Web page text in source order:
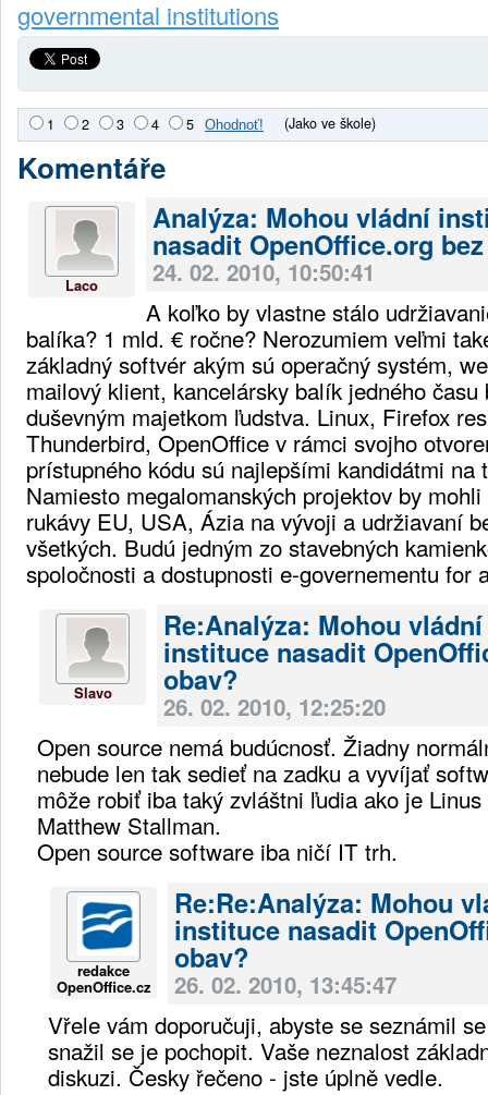
governmental institutions
1 2 3 4 5 (Jako ve škole)
Komentáře
Laco
Analýza: Mohou vládní
nasadit OpenOffice.org
24. 02. 2010, 10:50:41
A koľko by vlastne stálo
balíka? 1 mld. € ročne? Nerozumiem veľmi
základný softvér akým sú operačný systém,
mailový klient, kancelársky balík jedného času
duševným majetkom ľudstva. Linux, Firefox
Thunderbird, OpenOffice v rámci svojho
prístupného kódu sú najlepšími kandidátmi na
Namiesto megalomanských projektov by
rukávy EU, USA, Ázia na vývoji a udržiavaní
všetkých. Budú jedným zo stavebných
spoločnosti a dostupnosti e-governementu for
Slavo
Re:Analýza: Mohou vládní
instituce nasadit
obav?
26. 02. 2010, 12:25:20
Open source nemá budúcnosť. Žiadny
nebude len tak sedieť na zadku a vyvíjať
môže robiť iba taký zvláštni ľudia ako je
Matthew Stallman.
Open source software iba ničí IT trh.
redakce
OpenOffice.cz
Re:Re:Analýza: Mohou
instituce nasadit
obav?
26. 02. 2010, 13:45:47
Vřele vám doporučuji, abyste se seznámil
snažil se je pochopit. Vaše neznalost
diskuzi. Česky řečeno - jste úplně vedle.